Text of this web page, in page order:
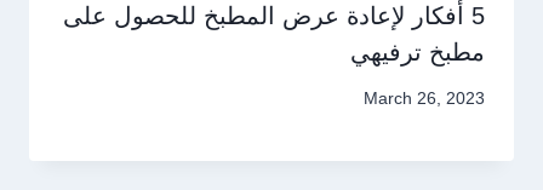
5 أفكار لإعادة عرض المطبخ للحصول على
مطبخ ترفيهي
March 26, 2023